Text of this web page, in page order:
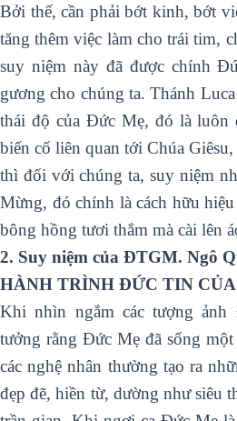
Bởi thế, cần phải bớt kinh, bớt
tăng thêm việc làm cho trái tim,
suy niệm này đã được chính
gương cho chúng ta. Thánh
thái độ của Đức Mẹ, đó là luôn
biến cố liên quan tới Chúa
thì đối với chúng ta, suy niệm
Mừng, đó chính là cách hữu
bông hồng tươi thắm mà cài lên
2. Suy niệm của ĐTGM. Ngô
HÀNH TRÌNH ĐỨC TIN
Khi nhìn ngắm các tượng
tưởng rằng Đức Mẹ đã sống
các nghệ nhân thường tạo ra
đẹp đẽ, hiền từ, dường như siêu